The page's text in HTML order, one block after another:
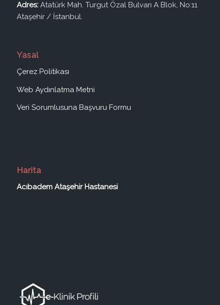
Adres:Atatürk Mah. Turgut Özal Bulvarı A Blok, No:11
Ataşehir / İstanbul.
Yasal
Çerez Politikası
Web Aydınlatma Metni
Veri Sorumlusuna Başvuru Formu
Harita
Acıbadem Ataşehir Hastanesi